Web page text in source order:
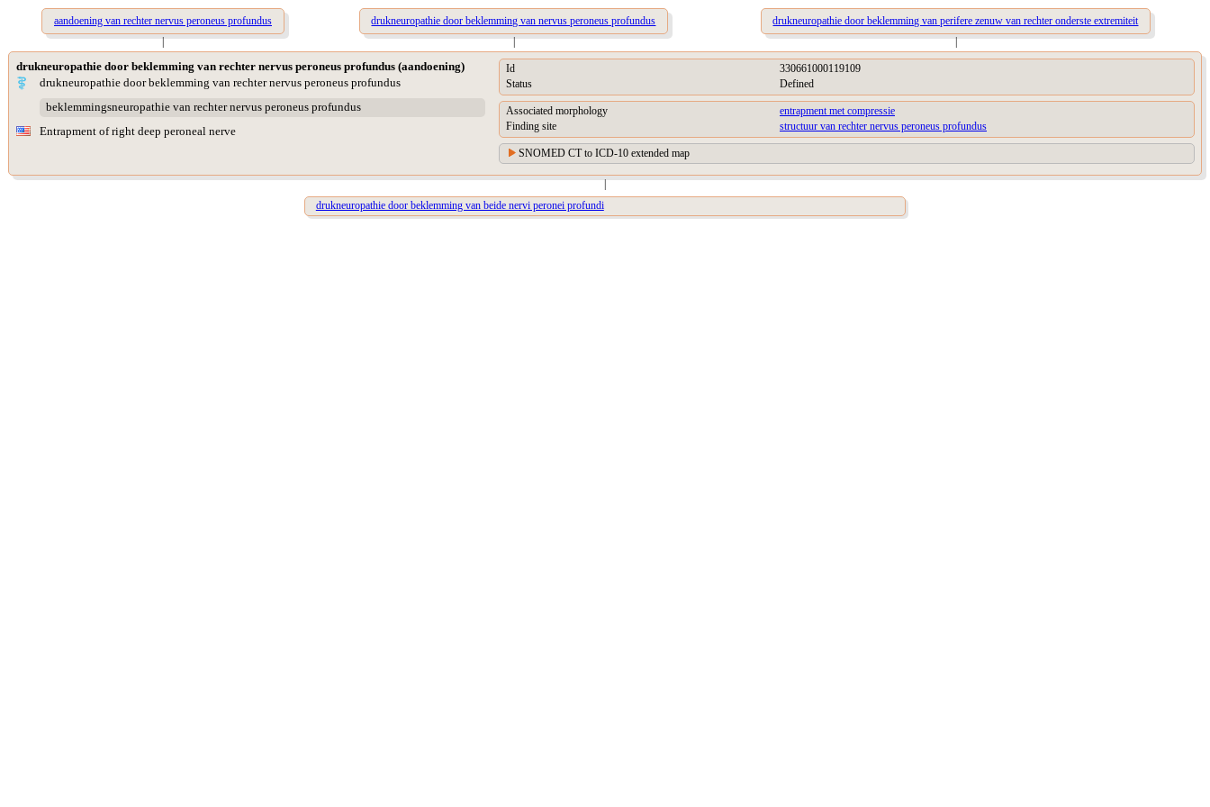
aandoening van rechter nervus peroneus profundus drukneuropathie door beklemming van nervus peroneus profundus
drukneuropathie door beklemming van perifere zenuw van rechter onderste extremiteit
|
| |
drukneuropathie door beklemming van rechter nervus peroneus profundus (aandoening)
drukneuropathie door beklemming van rechter nervus peroneus profundus
beklemmingsneuropathie van rechter nervus peroneus profundus
Entrapment of right deep peroneal nerve
Id
330661000119109
Status
Defined
Associated morphology
entrapment met compressie
Finding site
structuur van rechter nervus peroneus profundus
SNOMED CT to ICD-10 extended map
|
drukneuropathie door beklemming van beide nervi peronei profundi